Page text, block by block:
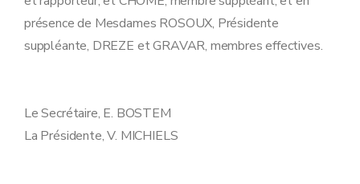
présence de Mesdames ROSOUX, Présidente
suppléante, DREZE et GRAVAR, membres effectives.
Le Secrétaire, E. BOSTEM
La Présidente, V. MICHIELS